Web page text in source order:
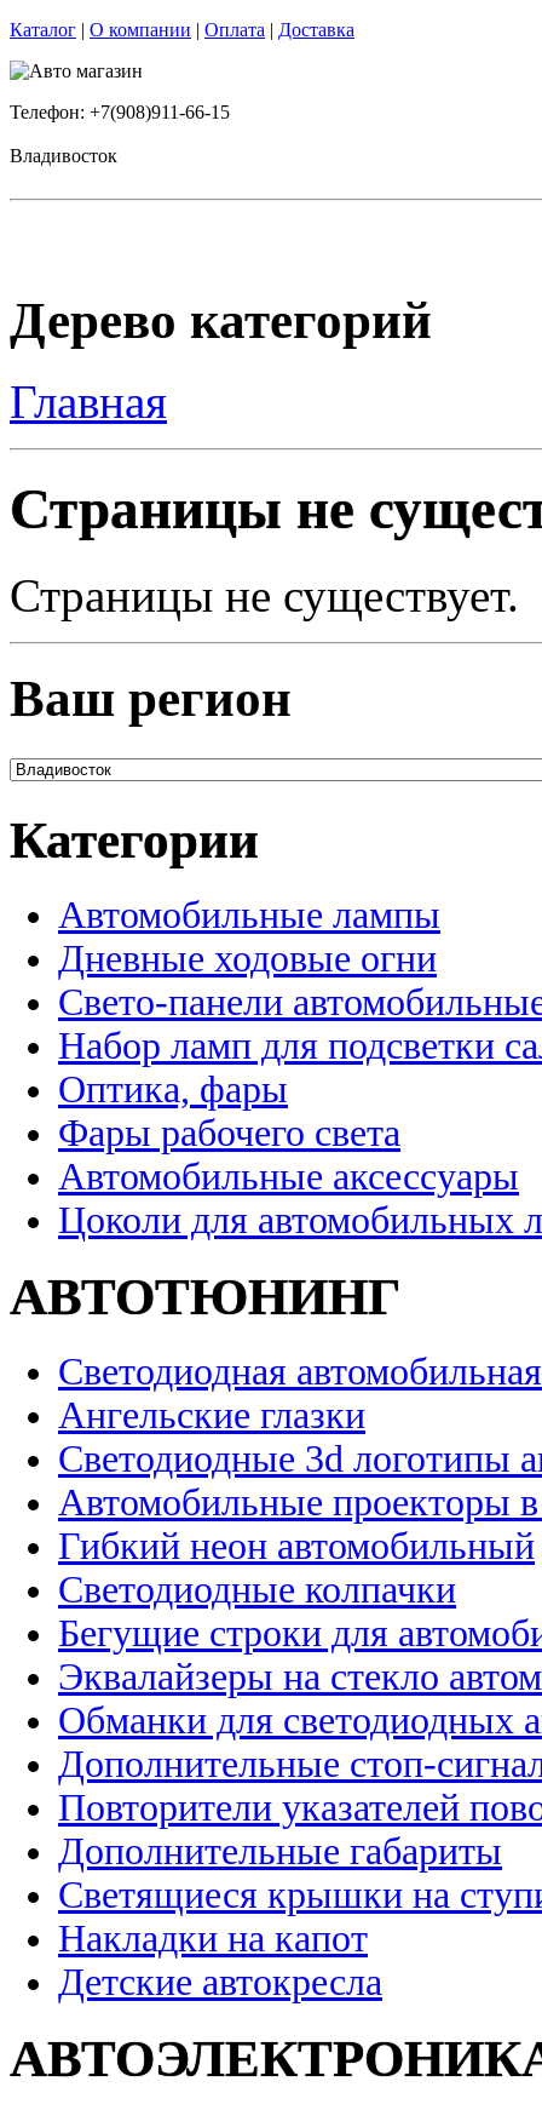
Каталог | О компании | Оплата | Доставка
Телефон: +7(908)911-66-15
Владивосток
Дерево категорий
Главная
Страницы не
Страницы не существует.
Ваш регион
Категории
Автомобильные лампы
Дневные ходовые огни
Свето-панели
Набор ламп для подсветки
Оптика, фары
Фары рабочего света
Автомобильные аксессуары
Цоколи для автомобильных
АВТОТЮНИНГ
Светодиодная
Ангельские глазки
Светодиодные 3d логотипы
Автомобильные проекторы
Гибкий неон автомобильный
Светодиодные колпачки
Бегущие строки для
Эквалайзеры на стекло
Обманки для светодиодных
Дополнительные стоп-
Повторители указателей
Дополнительные габариты
Светящиеся крышки на
Накладки на капот
Детские автокресла